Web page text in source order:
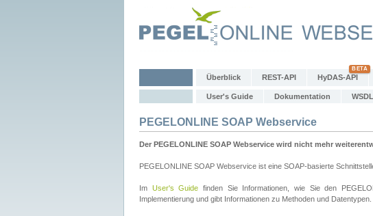
Überblick REST-API HyDAS-API
User's Guide Dokumentation WSDL
PEGELONLINE SOAP Webservice
Der PEGELONLINE SOAP Webservice wird nicht mehr
PEGELONLINE SOAP Webservice ist eine SOAP-basierte
Im User's Guide finden Sie Informationen, wie Sie den
Implementierung und gibt Informationen zu Methoden und Datentypen.